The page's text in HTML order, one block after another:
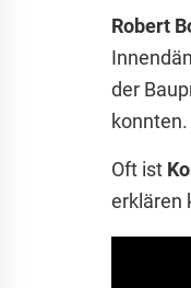
Robert
der
konnten.
Oft ist
erklären